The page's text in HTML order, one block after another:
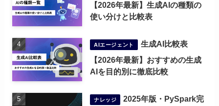
【2026年最新】生成AIの種類の
使い分けと比較表
AIエージェント
生成AI比較表
【2026年最新】おすすめの生成
AIを目的別に徹底比較
ナレッジ
2025年版・PySpark完